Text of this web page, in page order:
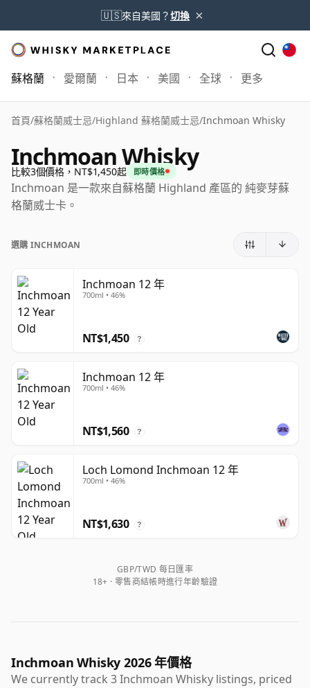
🇺🇸來自美國？切換 ×
蘇格蘭 愛爾蘭 日本 美國 全球 更多
首頁/蘇格蘭威士忌/Highland 蘇格蘭威士忌/Inchmoan Whisky
Inchmoan Whisky
比較3個價格，NT$1,450起 即時價格
Inchmoan 是一款來自蘇格蘭 Highland 產區的 純麥芽蘇
格蘭威士卡。
選購 INCHMOAN
Inchmoan 12 年
700ml • 46%
NT$1,450 ?
Inchmoan 12 年
700ml • 46%
NT$1,560 ?
Loch Lomond Inchmoan 12 年
700ml • 46%
NT$1,630 ?
GBP/TWD 每日匯率
18+ · 零售商結帳時進行年齡驗證
Inchmoan Whisky 2026 年價格
We currently track 3 Inchmoan Whisky listings, priced